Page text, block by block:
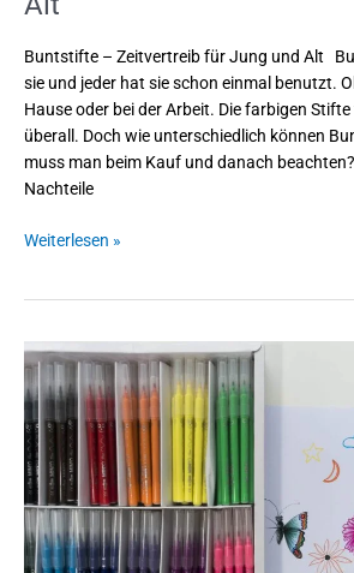
Buntstifte – Zeitvertreib für Jung und Alt
sie und jeder hat sie schon einmal benutzt.
Hause oder bei der Arbeit. Die farbigen
überall. Doch wie unterschiedlich können
muss man beim Kauf und danach
Nachteile
Weiterlesen »
Filzstifte